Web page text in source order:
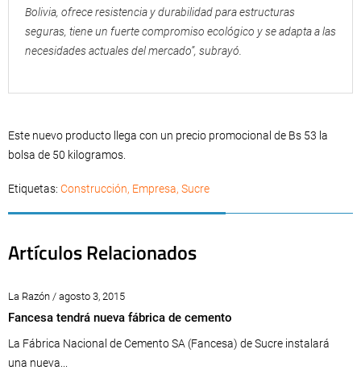
Bolivia, ofrece resistencia y durabilidad para estructuras
seguras, tiene un fuerte compromiso ecológico y se adapta a las
necesidades actuales del mercado”, subrayó.
Este nuevo producto llega con un precio promocional de Bs 53 la
bolsa de 50 kilogramos.
Etiquetas: Construcción, Empresa, Sucre
Artículos Relacionados
La Razón / agosto 3, 2015
Fancesa tendrá nueva fábrica de cemento
La Fábrica Nacional de Cemento SA (Fancesa) de Sucre instalará
una nueva...